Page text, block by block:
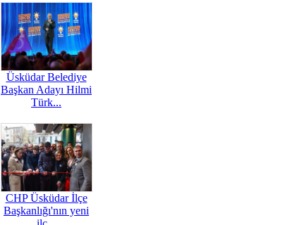
Üsküdar Belediye
Başkan Adayı Hilmi
Türk...
CHP Üsküdar İlçe
Başkanlığı'nın yeni